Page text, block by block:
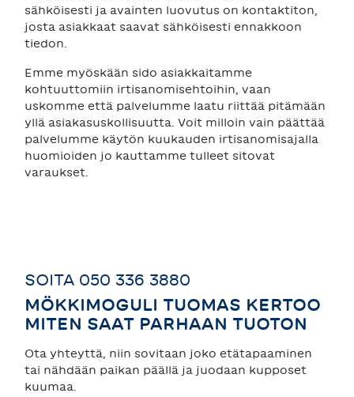
sähköisesti ja avainten luovutus on kontaktiton,
josta asiakkaat saavat sähköisesti ennakkoon
tiedon.
Emme myöskään sido asiakkaitamme
kohtuuttomiin irtisanomisehtoihin, vaan
uskomme että palvelumme laatu riittää pitämään
yllä asiakasuskollisuutta. Voit milloin vain päättää
palvelumme käytön kuukauden irtisanomisajalla
huomioiden jo kauttamme tulleet sitovat
varaukset.
SOITA 050 336 3880
MÖKKIMOGULI TUOMAS KERTOO
MITEN SAAT PARHAAN TUOTON
Ota yhteyttä, niin sovitaan joko etätapaaminen
tai nähdään paikan päällä ja juodaan kupposet
kuumaa.